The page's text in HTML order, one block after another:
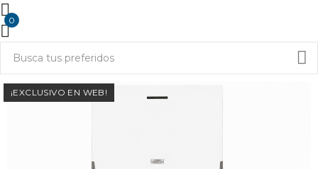
0
¡EXCLUSIVO EN WEB!